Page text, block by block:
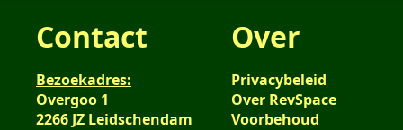
Contact
Bezoekadres:
Overgoo 1
2266 JZ Leidschendam
Over
Privacybeleid
Over RevSpace
Voorbehoud